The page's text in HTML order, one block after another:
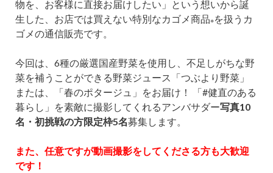
物を、お客様に直接お届けしたい」という想いから誕
生した、お店では買えない特別なカゴメ商品※を扱うカ
ゴメの通信販売です。
今回は、6種の厳選国産野菜を使用し、不足しがちな野
菜を補うことができる野菜ジュース「つぶより野菜」
または、「春のポタージュ」をお届け！ 「#健直のある
暮らし」を素敵に撮影してくれるアンバサダー写真10
名・初挑戦の方限定枠5名募集します。
また、 任意ですが動画撮影をしてくださる方も大歓迎
です！